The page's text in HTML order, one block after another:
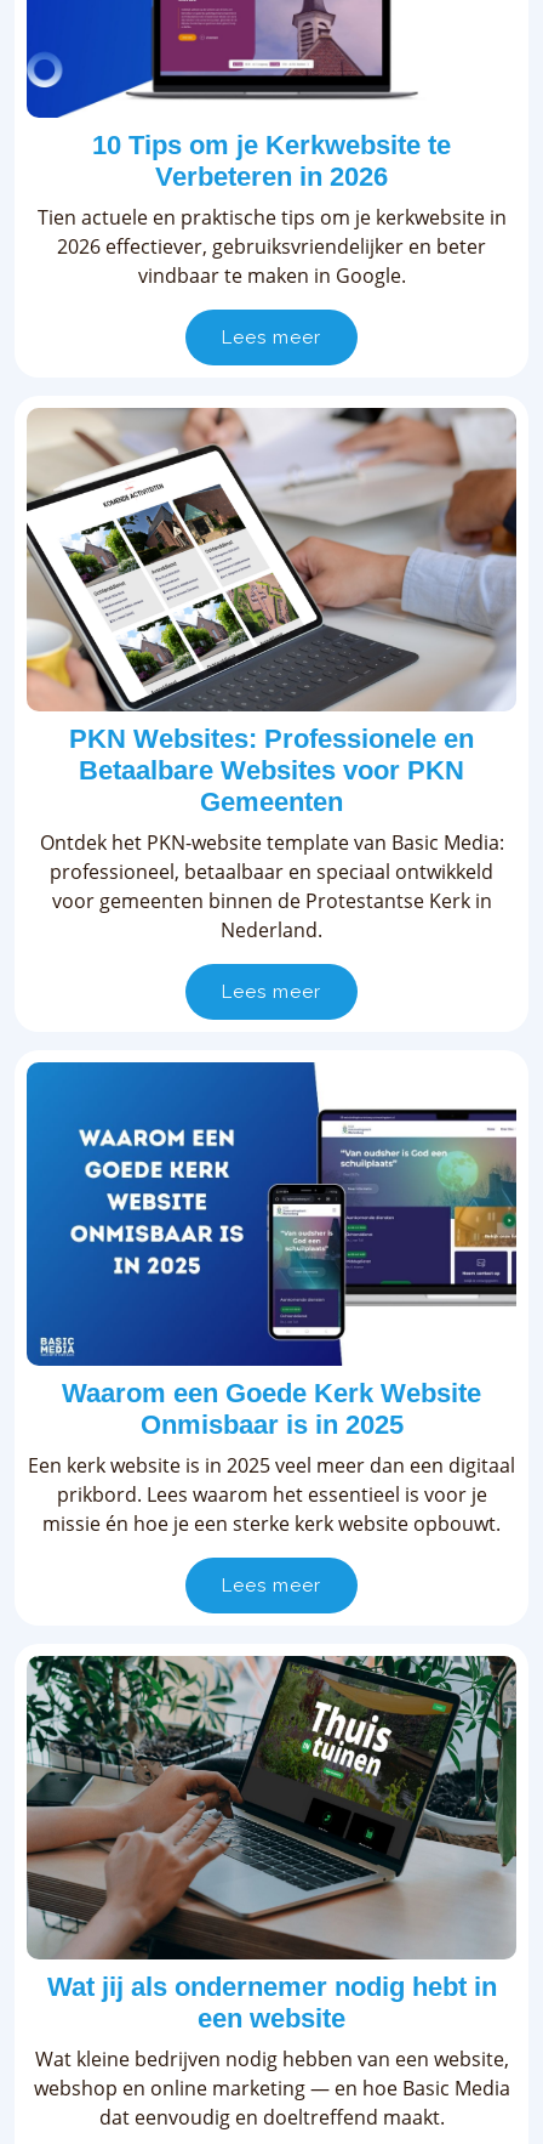
10 Tips om je Kerkwebsite te
Verbeteren in 2026
Tien actuele en praktische tips om je kerkwebsite in
2026 effectiever, gebruiksvriendelijker en beter
vindbaar te maken in Google.
Lees meer
PKN Websites: Professionele en
Betaalbare Websites voor PKN
Gemeenten
Ontdek het PKN-website template van Basic Media:
professioneel, betaalbaar en speciaal ontwikkeld
voor gemeenten binnen de Protestantse Kerk in
Nederland.
Lees meer
Waarom een Goede Kerk Website
Onmisbaar is in 2025
Een kerk website is in 2025 veel meer dan een digitaal
prikbord. Lees waarom het essentieel is voor je
missie én hoe je een sterke kerk website opbouwt.
Lees meer
Wat jij als ondernemer nodig hebt in
een website
Wat kleine bedrijven nodig hebben van een website,
webshop en online marketing — en hoe Basic Media
dat eenvoudig en doeltreffend maakt.